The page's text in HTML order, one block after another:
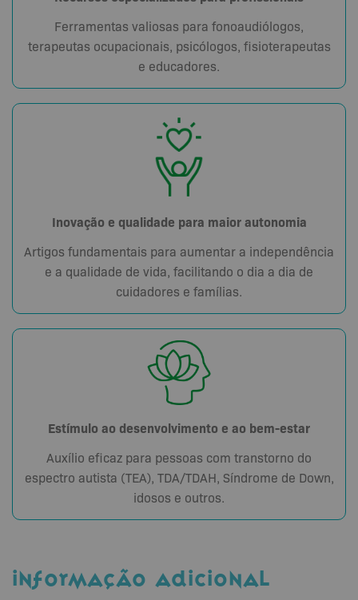
Ferramentas valiosas para fonoaudiólogos,
terapeutas ocupacionais, psicólogos, fisioterapeutas
e educadores.
Inovação e qualidade para maior autonomia
Artigos fundamentais para aumentar a independência
e a qualidade de vida, facilitando o dia a dia de
cuidadores e famílias.
Estímulo ao desenvolvimento e ao bem-estar
Auxílio eficaz para pessoas com transtorno do
espectro autista (TEA), TDA/TDAH, Síndrome de Down,
idosos e outros.
INFORMAÇÃO ADICIONAL